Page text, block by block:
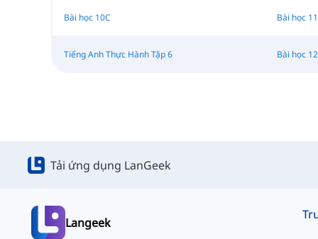
Bài học 10C Bài học
Tiếng Anh Thực Hành Tập 6 Bài học
Tải ứng dụng LanGeek
Langeek